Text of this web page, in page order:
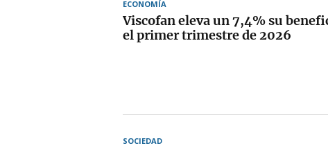
ECONOMÍA
Viscofan eleva un 7,4% su
el primer trimestre de 2026
SOCIEDAD